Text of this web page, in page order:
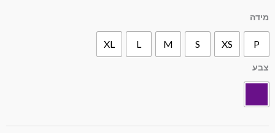
₪359.00.
₪49.00.
מידה
XS
M
XL
צבע
כמות
של
סגול